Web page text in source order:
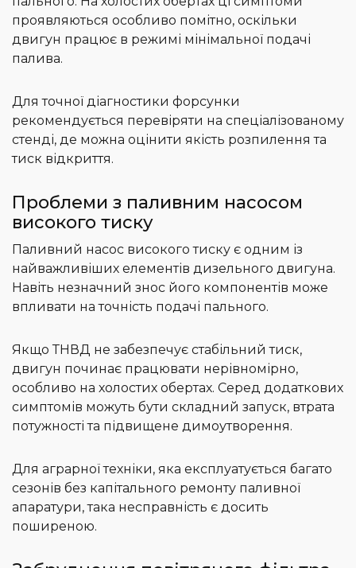
проявляються особливо помітно, оскільки
двигун працює в режимі мінімальної подачі
палива.
Для точної діагностики форсунки
рекомендується перевіряти на спеціалізованому
стенді, де можна оцінити якість розпилення та
тиск відкриття.
Проблеми з паливним насосом
високого тиску
Паливний насос високого тиску є одним із
найважливіших елементів дизельного двигуна.
Навіть незначний знос його компонентів може
впливати на точність подачі пального.
Якщо ТНВД не забезпечує стабільний тиск,
двигун починає працювати нерівномірно,
особливо на холостих обертах. Серед додаткових
симптомів можуть бути складний запуск, втрата
потужності та підвищене димоутворення.
Для аграрної техніки, яка експлуатується багато
сезонів без капітального ремонту паливної
апаратури, така несправність є досить
поширеною.